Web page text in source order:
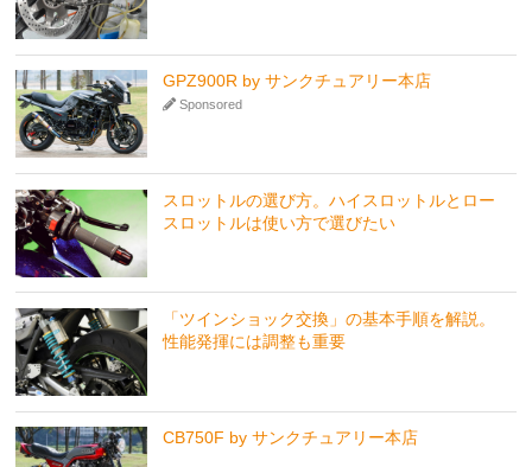
GPZ900R by サンクチュアリー本店
Sponsored
スロットルの選び方。ハイスロットルとロー
スロットルは使い方で選びたい
「ツインショック交換」の基本手順を解説。
性能発揮には調整も重要
CB750F by サンクチュアリー本店